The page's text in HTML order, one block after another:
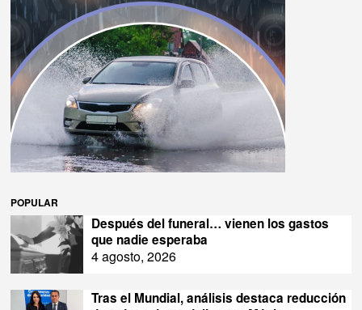
POPULAR
Después del funeral… vienen los gastos
que nadie esperaba
4 agosto, 2026
Tras el Mundial, análisis destaca reducción